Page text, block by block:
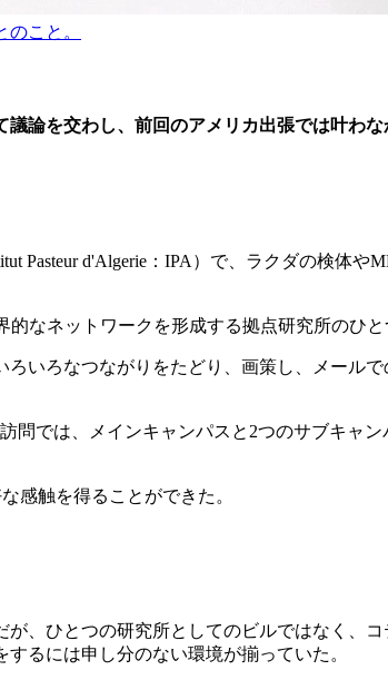
こと。
論を交わし、前回のアメリカ出張では叶わな
Pasteur d'Algerie：IPA）で、ラクダの検体や
なネットワークを形成する拠点研究所のひと
いろなつながりをたどり、画策し、メール
問では、メインキャンパスと2つのサブキャ
感触を得ることができた。
、ひとつの研究所としてのビルではなく、
るには申し分のない環境が揃っていた。